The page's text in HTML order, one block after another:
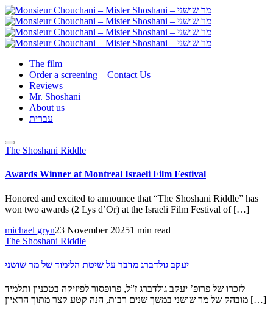
The film
Order a screening – Contact Us
Reviews
Mr. Shoshani
About us
עברית
The Shoshani Riddle
Awards Winner at Montreal Israeli Film Festival
Honored and excited to announce that “The Shoshani Riddle” has
won two awards (2 Lys d’Or) at the Israeli Film Festival of […]
michael gryn23 November 20251 min read
The Shoshani Riddle
יעקב גולדברג מדבר על שיטת הלימוד של מר שושני
לזכרו של פרופ’ יעקב גולדברג ז”ל, פרופסור לפיזיקה בטכניון ותלמיד
מובהק של מר שושני במשך שנים רבות, הנה קטע קצר מתוך הראיון […]